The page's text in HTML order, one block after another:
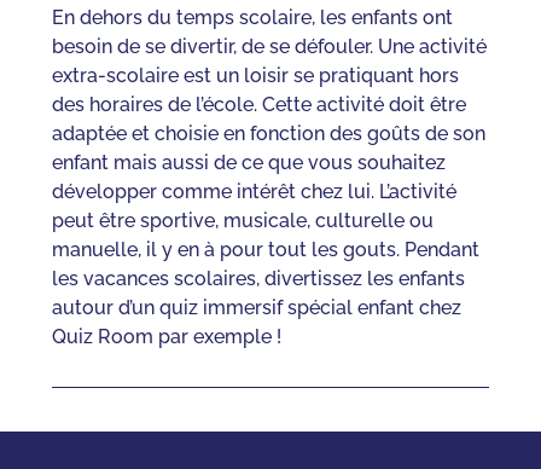
En dehors du temps scolaire, les enfants ont
besoin de se divertir, de se défouler. Une activité
extra-scolaire est un loisir se pratiquant hors
des horaires de l’école. Cette activité doit être
adaptée et choisie en fonction des goûts de son
enfant mais aussi de ce que vous souhaitez
développer comme intérêt chez lui. L’activité
peut être sportive, musicale, culturelle ou
manuelle, il y en à pour tout les gouts. Pendant
les vacances scolaires, divertissez les enfants
autour d’un quiz immersif spécial enfant chez
Quiz Room par exemple !